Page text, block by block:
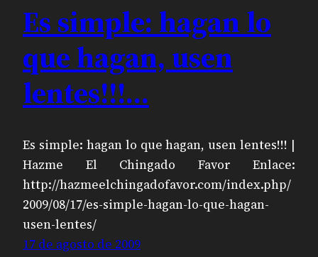
Es simple: hagan lo
que hagan, usen
lentes!!!…
Es simple: hagan lo que hagan, usen lentes!!! |
Hazme El Chingado Favor Enlace:
http://hazmeelchingadofavor.com/index.php/
2009/08/17/es-simple-hagan-lo-que-hagan-
usen-lentes/
17 de agosto de 2009